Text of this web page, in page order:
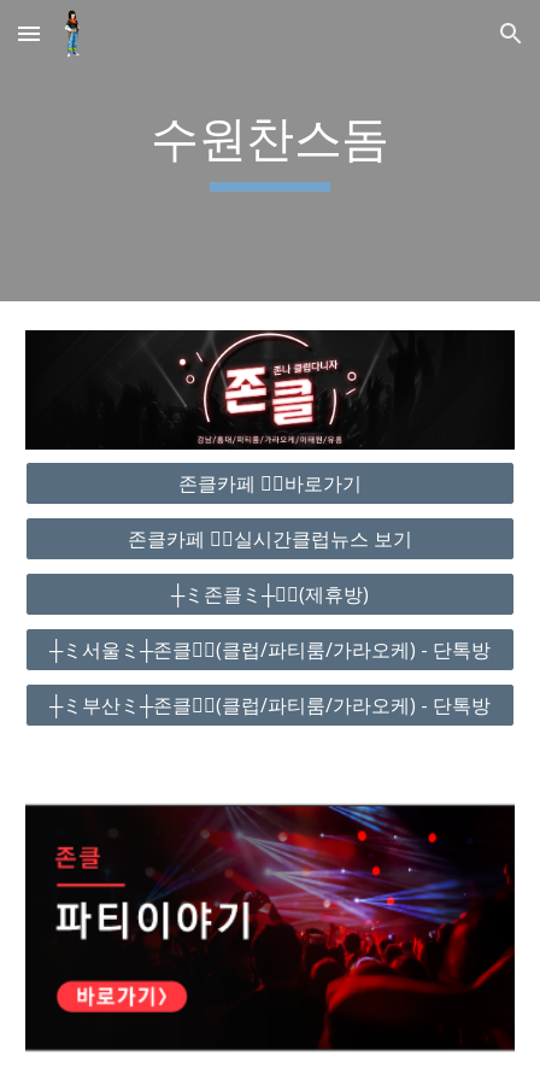
Skip to main content Skip to navigation
수원찬스돔
존클카페 ❤️‍🔥바로가기
존클카페 ❤️‍🔥실시간클럽뉴스 보기
┼ミ존클ミ┼❤️‍🔥(제휴방)
┼ミ서울ミ┼존클❤️‍🔥(클럽/파티룸/가라오케) - 단톡방
┼ミ부산ミ┼존클❤️‍🔥(클럽/파티룸/가라오케) - 단톡방